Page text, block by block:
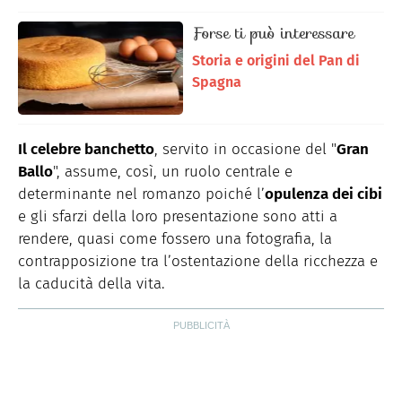
Forse ti può interessare
Storia e origini del Pan di
Spagna
Il celebre banchetto, servito in occasione del "Gran
Ballo", assume, così, un ruolo centrale e
determinante nel romanzo poiché l’opulenza dei cibi
e gli sfarzi della loro presentazione sono atti a
rendere, quasi come fossero una fotografia, la
contrapposizione tra l’ostentazione della ricchezza e
la caducità della vita.